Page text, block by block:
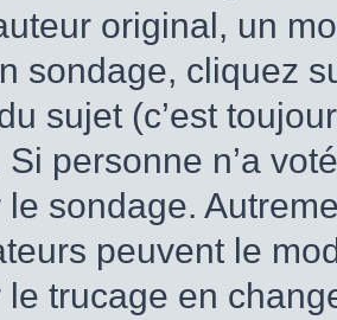
original, un
sondage, cliquez
sujet (c’est
personne n’a
sondage.
peuvent le
le trucage en